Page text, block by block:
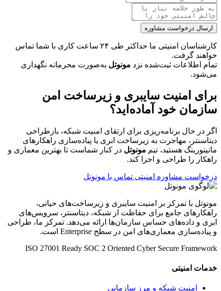
ارسال درخواست مشاوره
کارشناسان امنیتی ما حداکثر طی ۲۴ ساعت کاری با شما تماس
خواهند گرفت.
تمام اطلاعات ثبت‌شده نزد مونوتل به‌صورت محرمانه نگهداری
می‌شود.
برای امنیت سایبری و زیرساخت امن
سازمان خود آماده‌اید؟
اگر در حال برنامه‌ریزی برای ارتقای امنیت شبکه، بازطراحی
دیتاسنتر، مهاجرت به زیرساخت ابری یا پیاده‌سازی راهکارهای
مانیتورینگ هستید، تیم مونوتل در کنار شماست تا بهترین معماری و
راهکار را طراحی و اجرا کند.
درخواست مشاوره امنیتی تماس با مونوتل
مونوتل با تمرکز بر امنیت سایبری و زیرساخت‌های حیاتی،
راهکارهای جامع برای حفاظت از شبکه، دیتاسنتر، سرویس‌های
ابری و داده‌های حساس سازمان‌ها ارائه می‌دهد. تمرکز ما، طراحی
و پیاده‌سازی معماری‌های امن در سطح Enterprise است.
ISO 27001 Ready SOC 2 Oriented Cyber Secure Framework
خدمات امنیتی
امنیت شبکه و مرز سازمانی